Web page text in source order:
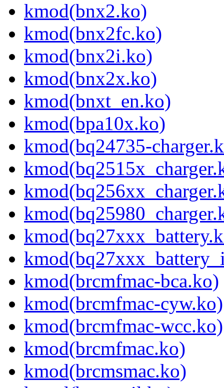
kmod(bnx2.ko)
kmod(bnx2fc.ko)
kmod(bnx2i.ko)
kmod(bnx2x.ko)
kmod(bnxt_en.ko)
kmod(bpa10x.ko)
kmod(bq24735-
kmod(brcmfmac-bca.ko)
kmod(brcmfmac-cyw.ko)
kmod(brcmfmac-wcc.ko)
kmod(brcmfmac.ko)
kmod(brcmsmac.ko)